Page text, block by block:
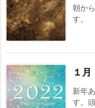
朝か
す
１
新年
す。